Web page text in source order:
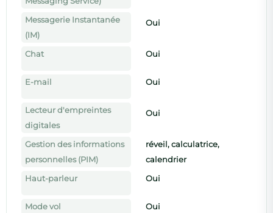
Messagerie Instantanée
(IM)
Oui
Chat Oui
E-mail Oui
Lecteur d'empreintes
digitales
Oui
Gestion des informations
personnelles (PIM)
réveil, calculatrice,
calendrier
Haut-parleur Oui
Mode vol Oui
Le smartphone reconditionné, en mieux.
🇫🇷 Reconditionné en France
📦 Livraison offerte